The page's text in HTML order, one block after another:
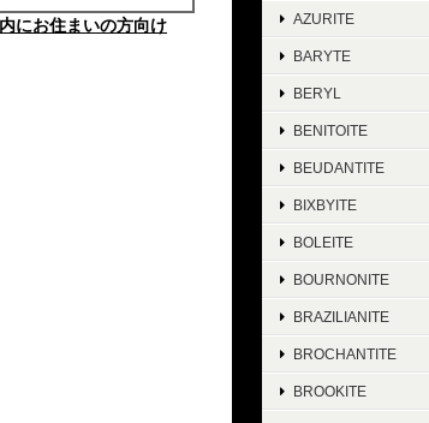
にお住まいの方向け AZURITE
BARYTE
BERYL
BENITOITE
BEUDANTITE
BIXBYITE
BOLEITE
BOURNONITE
BRAZILIANITE
BROCHANTITE
BROOKITE